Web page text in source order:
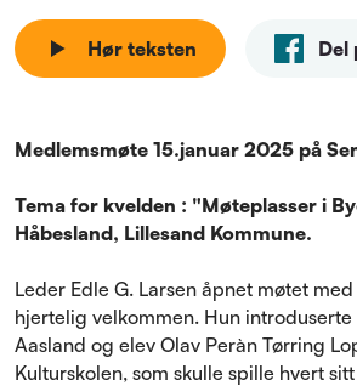
Hør teksten Del
Medlemsmøte 15.januar 2025 på
Tema for kvelden : "Møteplasser i
Håbesland, Lillesand Kommune.
Leder Edle G. Larsen åpnet møtet
hjertelig velkommen. Hun
Aasland og elev Olav Peràn Tørring
Kulturskolen, som skulle spille hvert